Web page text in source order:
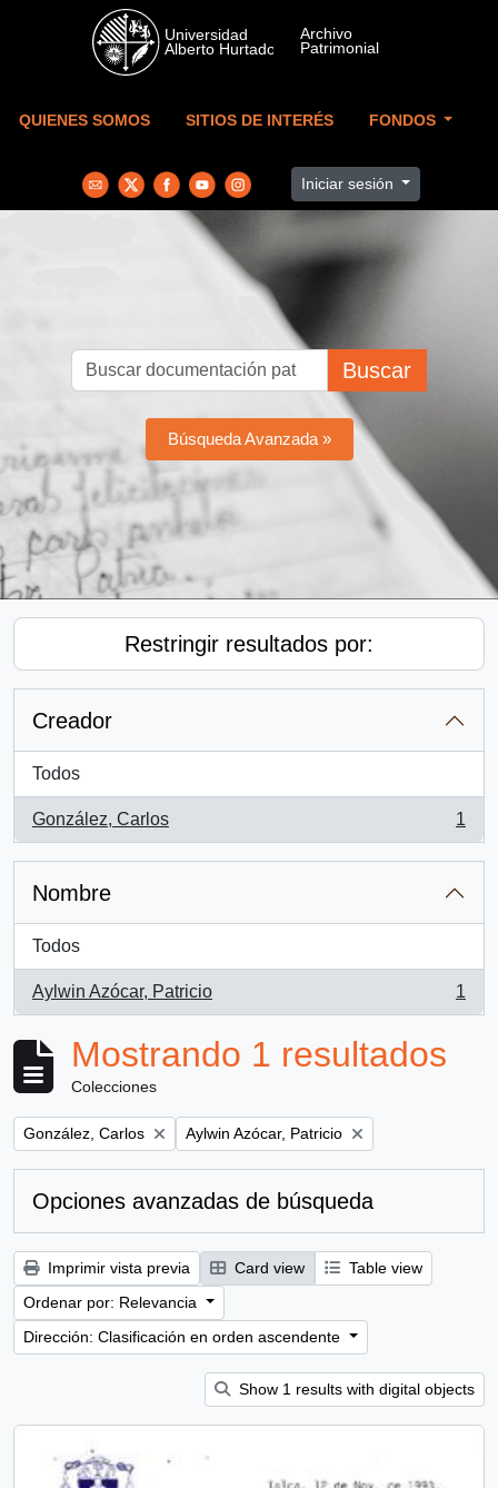
Skip to main content
QUIENES SOMOS SITIOS DE INTERÉS FONDOS
Iniciar sesión
Buscar
Búsqueda Avanzada »
Restringir resultados por:
Creador
Todos
González, Carlos
, 1 resultados
1
Nombre
Todos
Aylwin Azócar, Patricio
, 1 resultados
1
Mostrando 1 resultados
Colecciones
Remove filter:
González, Carlos Remove filter:
Aylwin Azócar, Patricio
Opciones avanzadas de búsqueda
Imprimir vista previa Card view
Table view
Ordenar por: Relevancia
Dirección: Clasificación en orden ascendente
Show 1 results with digital objects